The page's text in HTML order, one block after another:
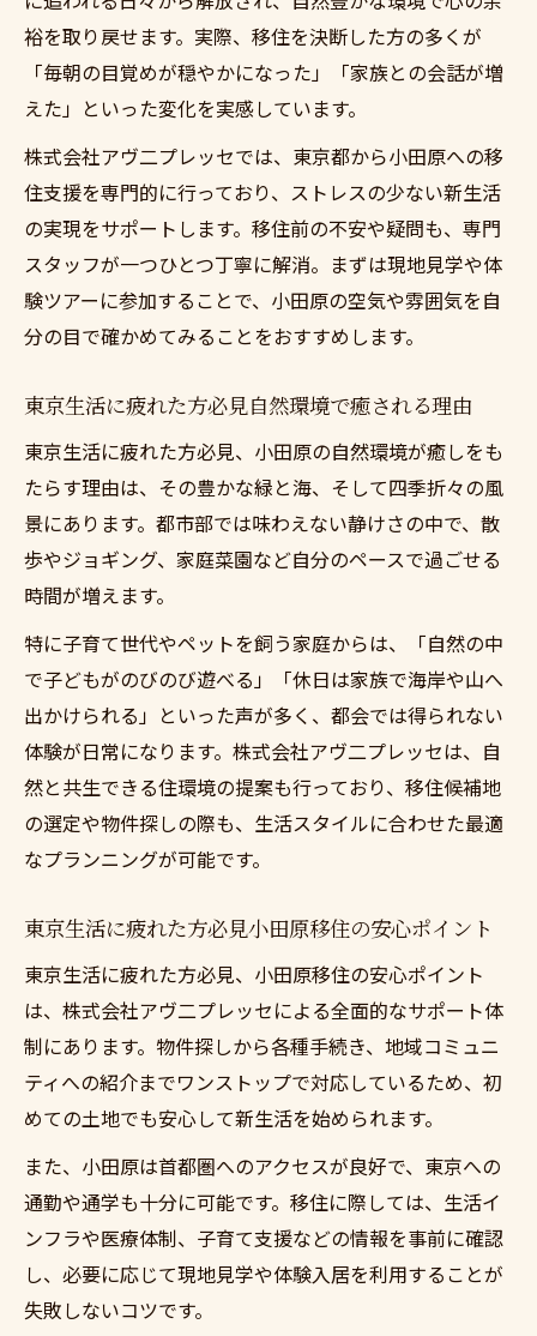
東京生活に疲れた方必見理想の暮らし実現
法
東京生活に疲れた方必見家族で描く新生活
東京生活に疲れた方必見小田原で叶うゆと
り時間
東京生活に疲れた方必見移住で始める新習
慣
東京生活に疲れた方必見心満たすコミュニ
新しい毎日を小田原で始めたい方へのアドバイ
ス集
東京生活に疲れた方必見移住前に知るべき
準備
東京生活に疲れた方必見安心して始める新
生活
東京生活に疲れた方必見小田原移住のポイ
ント集
東京生活に疲れた方必見家族移住のコツを
紹介
東京生活に疲れた方必見日々充実させるヒ
ント
都会の喧騒を離れ自然豊かな小田原へ踏み出す
東京生活に疲れた方必見自然豊かな小田原
の魅力
東京生活に疲れた方必見一歩踏み出す心の
準備
東京生活に疲れた方必見自然体験で得る安
らぎ
東京生活に疲れた方必見移住を決意する理
由とは
東京生活に疲れた方必見地域コミュニティ
の温かさ
ゆとりある小田原移住を叶えるための具体的な
裕を取り戻せます。実際、移住を決断した方の多くが
「毎朝の目覚めが穏やかになった」「家族との会話が増
えた」といった変化を実感しています。
株式会社アヴ二プレッセでは、東京都から小田原への移
住支援を専門的に行っており、ストレスの少ない新生活
の実現をサポートします。移住前の不安や疑問も、専門
スタッフが一つひとつ丁寧に解消。まずは現地見学や体
験ツアーに参加することで、小田原の空気や雰囲気を自
分の目で確かめてみることをおすすめします。
東京生活に疲れた方必見自然環境で癒される理由
東京生活に疲れた方必見、小田原の自然環境が癒しをも
たらす理由は、その豊かな緑と海、そして四季折々の風
景にあります。都市部では味わえない静けさの中で、散
歩やジョギング、家庭菜園など自分のペースで過ごせる
時間が増えます。
特に子育て世代やペットを飼う家庭からは、「自然の中
で子どもがのびのび遊べる」「休日は家族で海岸や山へ
出かけられる」といった声が多く、都会では得られない
体験が日常になります。株式会社アヴ二プレッセは、自
然と共生できる住環境の提案も行っており、移住候補地
の選定や物件探しの際も、生活スタイルに合わせた最適
なプランニングが可能です。
東京生活に疲れた方必見小田原移住の安心ポイント
東京生活に疲れた方必見、小田原移住の安心ポイント
は、株式会社アヴ二プレッセによる全面的なサポート体
制にあります。物件探しから各種手続き、地域コミュニ
ティへの紹介までワンストップで対応しているため、初
めての土地でも安心して新生活を始められます。
また、小田原は首都圏へのアクセスが良好で、東京への
通勤や通学も十分に可能です。移住に際しては、生活イ
ンフラや医療体制、子育て支援などの情報を事前に確認
し、必要に応じて現地見学や体験入居を利用することが
失敗しないコツです。